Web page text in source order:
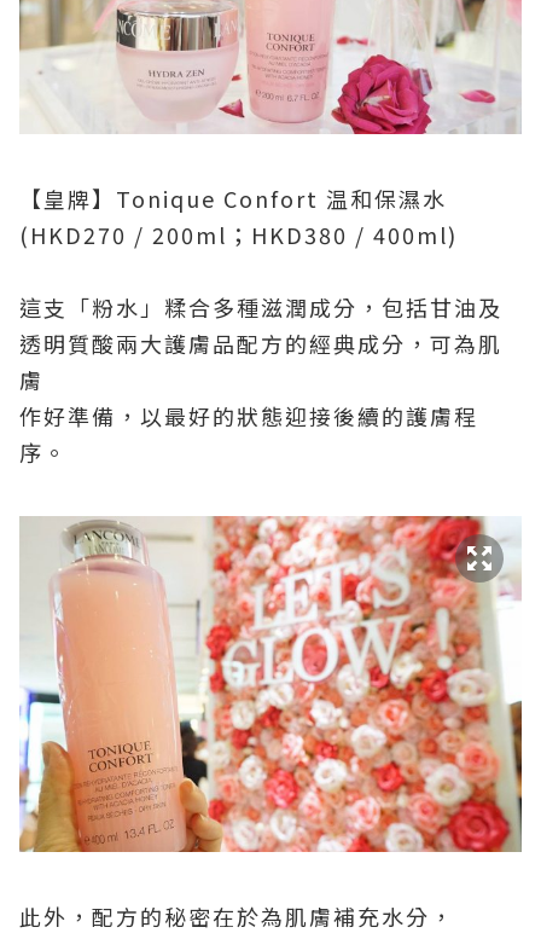
【皇牌】 Tonique Confort 温和保濕水
(HKD270 / 200ml ； HKD380 / 400ml)
這支「粉水」糅合多種滋潤成分，包括甘油及
透明質酸兩大護膚品配方的經典成分，可為肌
膚
作好準備，以最好的狀態迎接後續的護膚程
序。
此外，配方的秘密在於為肌膚補充水分，